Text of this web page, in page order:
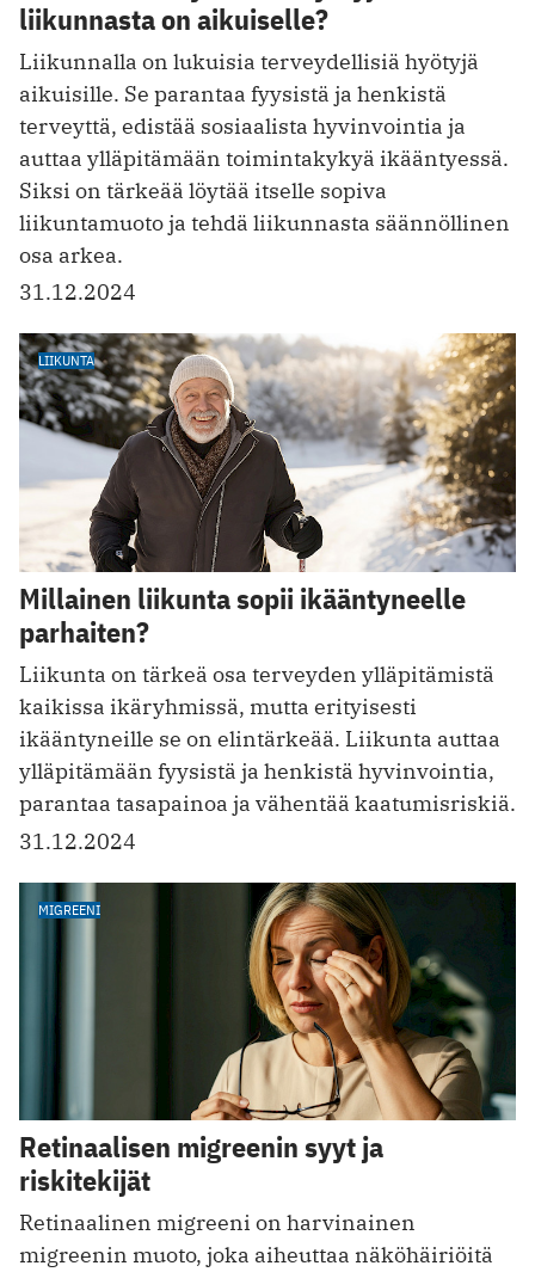
liikunnasta on aikuiselle?
Liikunnalla on lukuisia terveydellisiä hyötyjä
aikuisille. Se parantaa fyysistä ja henkistä
terveyttä, edistää sosiaalista hyvinvointia ja
auttaa ylläpitämään toimintakykyä ikääntyessä.
Siksi on tärkeää löytää itselle sopiva
liikuntamuoto ja tehdä liikunnasta säännöllinen
osa arkea.
31.12.2024
LIIKUNTA
Millainen liikunta sopii ikääntyneelle
parhaiten?
Liikunta on tärkeä osa terveyden ylläpitämistä
kaikissa ikäryhmissä, mutta erityisesti
ikääntyneille se on elintärkeää. Liikunta auttaa
ylläpitämään fyysistä ja henkistä hyvinvointia,
parantaa tasapainoa ja vähentää kaatumisriskiä.
31.12.2024
MIGREENI
Retinaalisen migreenin syyt ja
riskitekijät
Retinaalinen migreeni on harvinainen
migreenin muoto, joka aiheuttaa näköhäiriöitä